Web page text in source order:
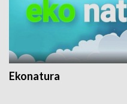
Ekonatura